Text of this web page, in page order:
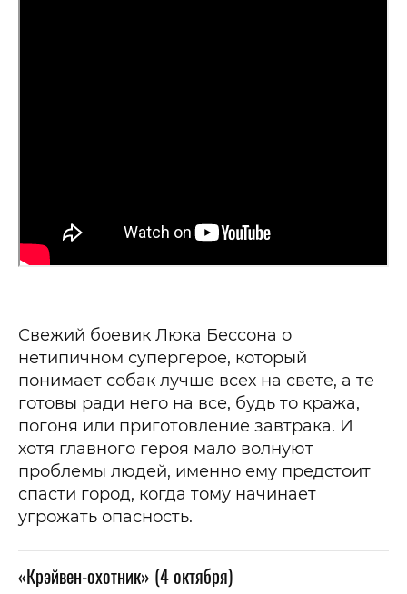
Свежий боевик Люка Бессона о
нетипичном супергерое, который
понимает собак лучше всех на свете, а те
готовы ради него на все, будь то кража,
погоня или приготовление завтрака. И
хотя главного героя мало волнуют
проблемы людей, именно ему предстоит
спасти город, когда тому начинает
угрожать опасность.
«Крэйвен-охотник» (4 октября)